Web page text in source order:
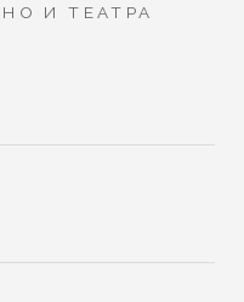
И ТЕАТРА